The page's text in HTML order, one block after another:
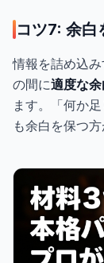
コツ7: 余白
情報を詰め込
の間に適度な余
ます。「何か
も余白を保つ